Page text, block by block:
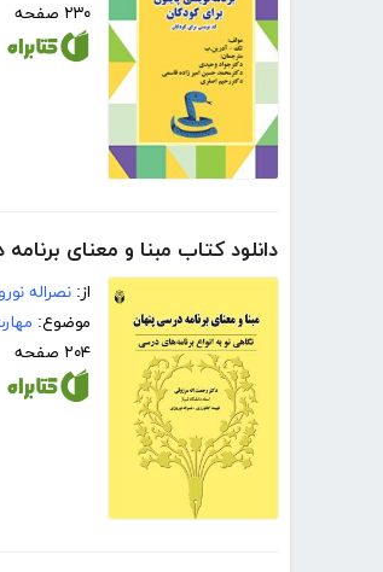
۲۳۰ صفحه
دانلود کتاب مبنا و معنای
از: نصراله
موضوع:
۲۰۴ صفحه